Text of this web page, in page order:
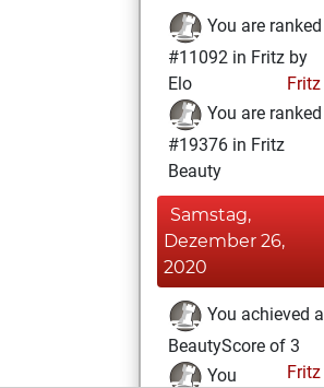
You are ranked
#11092 in Fritz by
Elo
Fritz
You are ranked
#19376 in Fritz
Beauty
Samstag,
Dezember 26,
2020
You achieved a
BeautyScore of 3
Fritz
You